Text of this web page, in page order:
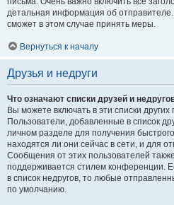
детальная информация об
сможет в этом случае принять меры.
Вернуться к началу
Друзья и недруги
Что означают списки друзей и
Вы можете включать в эти списки
Пользователи, добавленные в список
личном разделе для получения
находятся ли они сейчас в сети, и для
Сообщения от этих пользователей
поддерживается стилем конференции.
в список недругов, то любые
по умолчанию.